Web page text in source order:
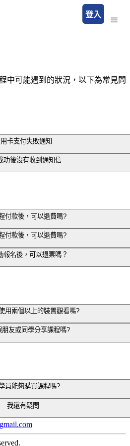
登入
中可能遇到的狀況，以下為常見問
卡支付失敗通知
到「信用卡授權失敗拒絕交易」的
入錯誤。
用期限。
系統問題…等。
授權中，因此視窗會跳出。
線。
若您嘗試兩次都有交易失敗的情
。
聯繫客服信箱：
們會協助您完成付款作業。
功後沒有收到通知信
課程購買成功信件，信件當中會有
資訊及說明。
件，也可請您檢查註冊信箱是否正
，我們將派專員協助
付款後，可以退費嗎?
，已上線影片課程一經購買授予使
供清楚且完整的內容說明，如尚有
付款後，可以退費嗎?
立及管理準則 24條
費申請者，應退還當期開班約定繳
所收取之百分之十部分逾新臺幣一
達全期或總課程時數之三分之一期
還當期開班約定繳納費用總額之二
之三分之一以上期間提出退費申請
繳納費用得全數不予退還。
客服信箱bydoingso@gmail.com，
報名後，可以退票嗎？
信箱bydoingso@gmail.com，
，
請勿私下進行轉讓。
顯示在活動頁面上，或由主辦單位
來信取消，礙於場地及相關支出，
用兩個以上的裝置觀看嗎?
一個裝置登入。
朋友或同學分享課程嗎?
者花費無數心力製作的，因為有大
給大家更豐富多元的課程內容。
之後的心得與啟發，但請勿將影音
去喔！
員能夠購買課程嗎?
歡迎你的加入！
我還有疑問
題，歡迎寫信至客服信箱
們會盡快回覆您！